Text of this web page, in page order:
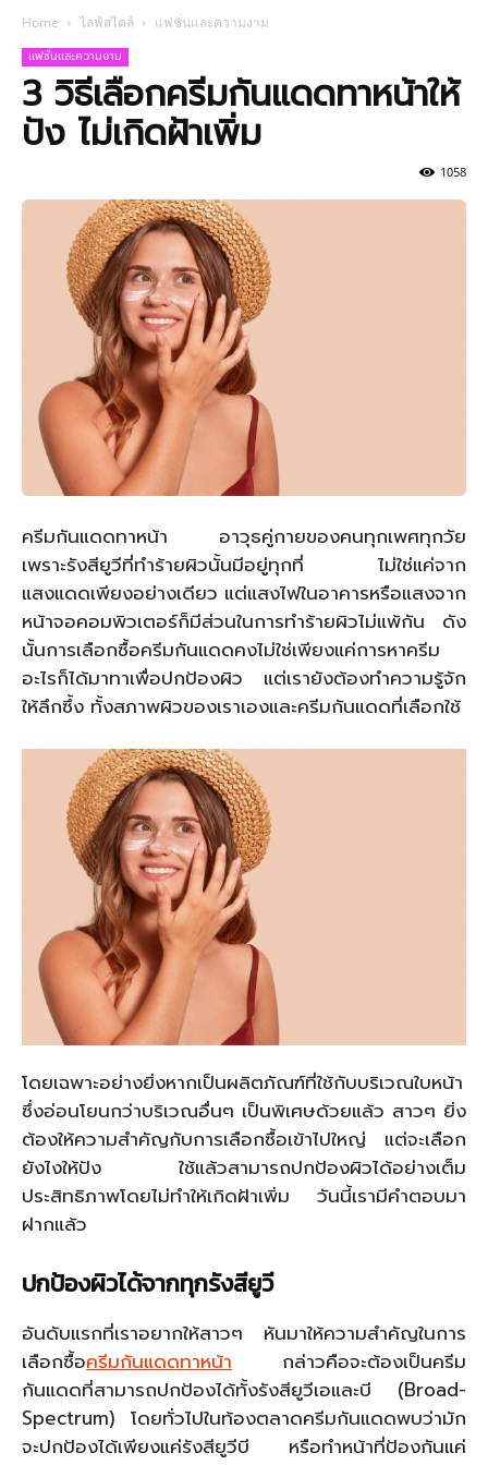
Home ไลฟ์สไตล์ แฟชั่นและความงาม
แฟชั่นและความงาม
3 วิธีเลือกครีมกันแดดทาหน้าให้
ปัง ไม่เกิดฝ้าเพิ่ม
1058
ครีมกันแดดทาหน้า อาวุธคู่กายของคนทุกเพศทุกวัย
เพราะรังสียูวีที่ทำร้ายผิวนั้นมีอยู่ทุกที่ ไม่ใช่แค่จาก
แสงแดดเพียงอย่างเดียว แต่แสงไฟในอาคารหรือแสงจาก
หน้าจอคอมพิวเตอร์ก็มีส่วนในการทำร้ายผิวไม่แพ้กัน ดัง
นั้นการเลือกซื้อครีมกันแดดคงไม่ใช่เพียงแค่การหาครีม
อะไรก็ได้มาทาเพื่อปกป้องผิว แต่เรายังต้องทำความรู้จัก
ให้ลึกซึ้ง ทั้งสภาพผิวของเราเองและครีมกันแดดที่เลือกใช้
โดยเฉพาะอย่างยิ่งหากเป็นผลิตภัณฑ์ที่ใช้กับบริเวณใบหน้า
ซึ่งอ่อนโยนกว่าบริเวณอื่นๆ เป็นพิเศษด้วยแล้ว สาวๆ ยิ่ง
ต้องให้ความสำคัญกับการเลือกซื้อเข้าไปใหญ่ แต่จะเลือก
ยังไงให้ปัง ใช้แล้วสามารถปกป้องผิวได้อย่างเต็ม
ประสิทธิภาพโดยไม่ทำให้เกิดฝ้าเพิ่ม วันนี้เรามีคำตอบมา
ฝากแล้ว
ปกป้องผิวได้จากทุกรังสียูวี
อันดับแรกที่เราอยากให้สาวๆ หันมาให้ความสำคัญในการ
เลือกซื้อครีมกันแดดทาหน้า กล่าวคือจะต้องเป็นครีม
กันแดดที่สามารถปกป้องได้ทั้งรังสียูวีเอและบี (Broad-
Spectrum) โดยทั่วไปในท้องตลาดครีมกันแดดพบว่ามัก
จะปกป้องได้เพียงแค่รังสียูวีบี หรือทำหน้าที่ป้องกันแค่